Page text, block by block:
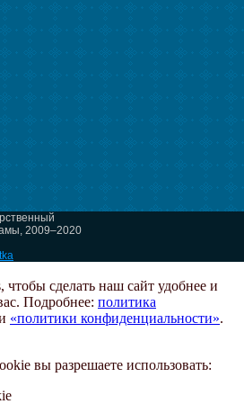
2009–2020
сделать наш сайт удобнее и
Подробнее: политика
«политики конфиденциальности».
вы разрешаете использовать: